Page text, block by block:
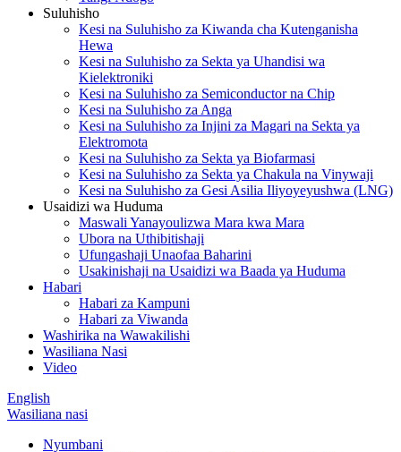
Suluhisho
Kesi na Suluhisho za Kiwanda cha Kutenganisha
Hewa
Kesi na Suluhisho za Sekta ya Uhandisi wa
Kielektroniki
Kesi na Suluhisho za Semiconductor na Chip
Kesi na Suluhisho za Anga
Kesi na Suluhisho za Injini za Magari na Sekta ya
Elektromota
Kesi na Suluhisho za Sekta ya Biofarmasi
Kesi na Suluhisho za Sekta ya Chakula na Vinywaji
Kesi na Suluhisho za Gesi Asilia Iliyoyeyushwa (LNG)
Usaidizi wa Huduma
Maswali Yanayoulizwa Mara kwa Mara
Ubora na Uthibitishaji
Ufungashaji Unaofaa Baharini
Usakinishaji na Usaidizi wa Baada ya Huduma
Habari
Habari za Kampuni
Habari za Viwanda
Washirika na Wawakilishi
Wasiliana Nasi
Video
English
Wasiliana nasi
Nyumbani